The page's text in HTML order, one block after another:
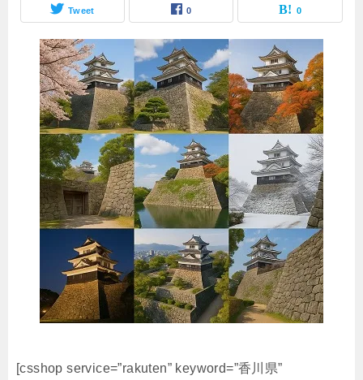
Tweet 0 0
[csshop service=”rakuten” keyword=”香川県”